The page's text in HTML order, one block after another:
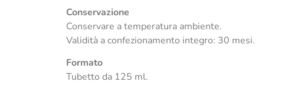
Conservazione
Conservare a temperatura ambiente.
Validità a confezionamento integro: 30 mesi.
Formato
Tubetto da 125 ml.